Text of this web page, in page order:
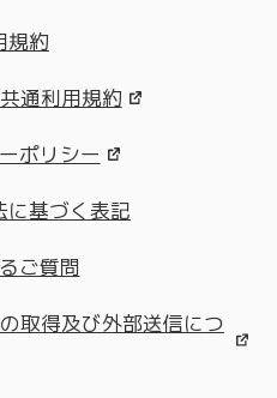
規約
通利用規約
ポリシー
に基づく表記
ご質問
取得及び外部送信につ